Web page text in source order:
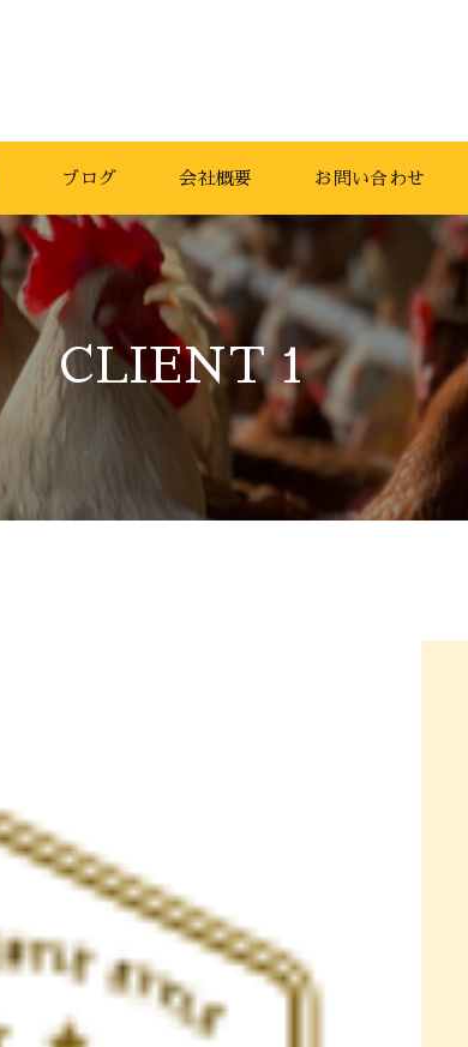
ブログ 会社概要 お問い合わせ
CLIENT 1